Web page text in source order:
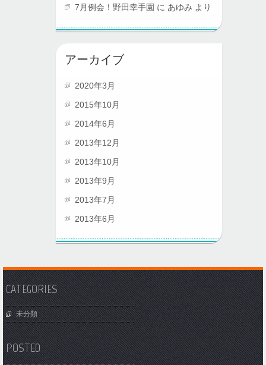
7月例会！野田幸手園 に あゆみ より
アーカイブ
2020年3月
2015年10月
2014年6月
2013年12月
2013年10月
2013年9月
2013年7月
2013年6月
CATEGORIES
未分類
POSTED